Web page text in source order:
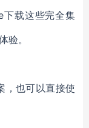
载这些完全集
验。
，也可以直接使